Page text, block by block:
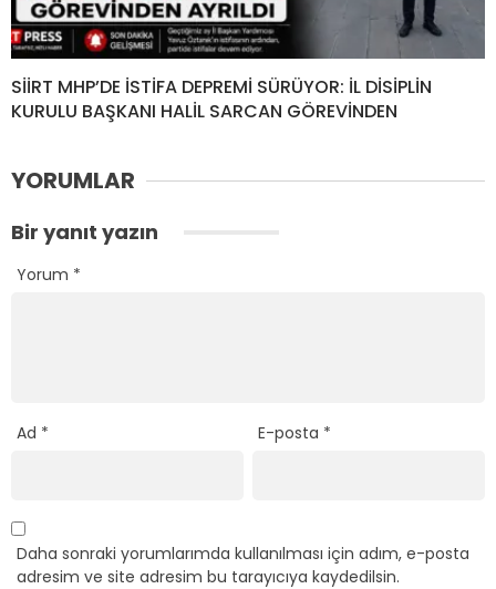
SİİRT MHP’DE İSTİFA DEPREMİ SÜRÜYOR: İL DİSİPLİN
KURULU BAŞKANI HALİL SARCAN GÖREVİNDEN
YORUMLAR
Bir yanıt yazın
Yorum *
Ad * E-posta *
Daha sonraki yorumlarımda kullanılması için adım, e-posta
adresim ve site adresim bu tarayıcıya kaydedilsin.